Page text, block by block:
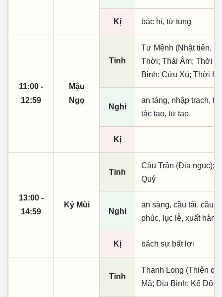
Kị bác hí, từ tụng
11:00 -
12:59
Mậu
Ngọ
Tinh
Tư Mệnh (Nhật tiên,
Thời; Thái Âm; Thời
Binh; Cửu Xú; Thời
Nghi
an táng, nhập trạch,
tác tạo, tự tạo
Kị
13:00 -
14:59
Kỷ Mùi
Tinh
Câu Trần (Địa ngục);
Quý
Nghi
an sàng, cầu tài, cầu
phúc, lục lễ, xuất
Kị bách sự bất lợi
Tinh
Thanh Long (Thiên
Mã; Địa Binh; Kế Đô;